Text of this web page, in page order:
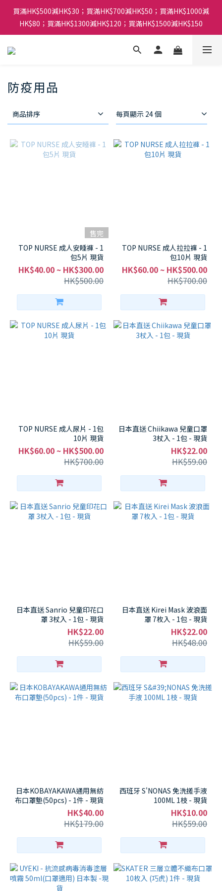
買滿HK$500減HK$30；買滿HK$700減HK$50；買滿HK$1000減
HK$80；買滿HK$1300減HK$120；買滿HK$1500減HK$150
防疫用品
商品排序 每頁顯示 24 個
售完
TOP NURSE 成人安睡褲 - 1
包5片 現貨
HK$40.00 ~ HK$300.00
HK$500.00
TOP NURSE 成人拉拉褲 - 1
包10片 現貨
HK$60.00 ~ HK$500.00
HK$700.00
TOP NURSE 成人尿片 - 1包
10片 現貨
HK$60.00 ~ HK$500.00
HK$700.00
日本直送 Chiikawa 兒童口罩
3杖入 - 1包 - 現貨
HK$22.00
HK$59.00
日本直送 Sanrio 兒童印花口
罩 3杖入 - 1包 - 現貨
HK$22.00
HK$59.00
日本直送 Kirei Mask 波浪面
罩 7枚入 - 1包 - 現貨
HK$22.00
HK$48.00
日本KOBAYAKAWA通用無紡
布口罩墊(50pcs) - 1件 - 現貨
HK$40.00
HK$179.00
西班牙 S'NONAS 免洗搓手液
100ML 1枝 - 現貨
HK$10.00
HK$59.00